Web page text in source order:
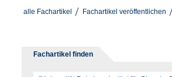
alle Fachartikel Fachartikel veröffentlichen
Fachartikel finden